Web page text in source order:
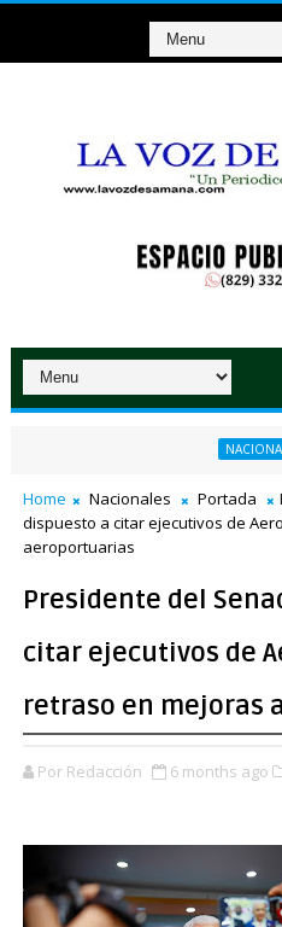
NACIONALES
de Poesía Salomé Ureña
Home Nacionales Portada
dispuesto a citar ejecutivos de
aeroportuarias
Presidente del
citar ejecutivos de
retraso en mejoras
Por Redacción 6 months ago